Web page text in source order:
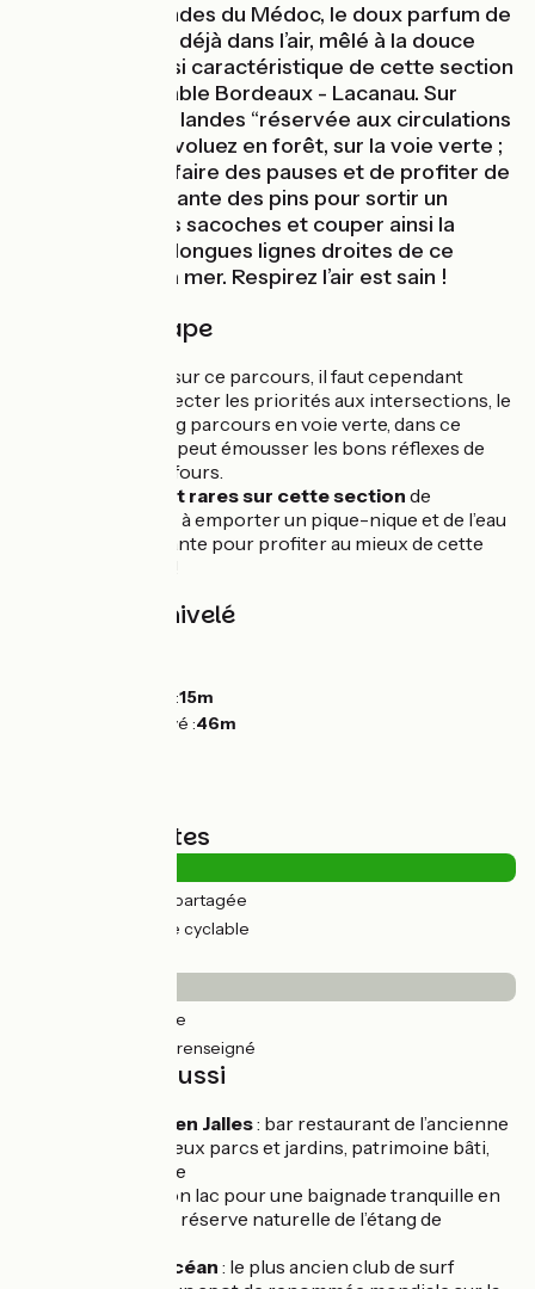
À travers les landes du Médoc, le doux parfum de
l’air marin flotte déjà dans l’air, mêlé à la douce
odeur des pins si caractéristique de cette section
de la piste cyclable Bordeaux - Lacanau. Sur
cette route des landes “réservée aux circulations
douces”, vous évoluez en forêt, sur la voie verte ;
il sera facile de faire des pauses et de profiter de
l’ombre bienfaisante des pins pour sortir un
pique-nique des sacoches et couper ainsi la
monotonie des longues lignes droites de ce
parcours vers la mer. Respirez l’air est sain !
Détail de l'étape
Aucune difficulté sur ce parcours, il faut cependant
veiller à bien respecter les priorités aux intersections, le
roulage sur ce long parcours en voie verte, dans ce
corridor cyclable, peut émousser les bons réflexes de
priorité aux carrefours.
Les services sont rares sur cette section de
l’itinéraire, pensez à emporter un pique-nique et de l’eau
en quantité suffisante pour profiter au mieux de cette
Pentes et dénivelé
Point le plus bas :15m
Point le plus élevé :46m
Types de routes
(8%) Route partagée
(92%) Voie cyclable
(2%) Lisse
(98%) Non renseigné
À découvrir aussi
St-Médard en Jalles: bar restaurant de l’ancienne
gare, nombreux parcs et jardins, patrimoine bâti,
bords de Jalle
: son lac pour une baignade tranquille en
eau douce, la réserve naturelle de l’étang de
Lacanau-Océan : le plus ancien club de surf